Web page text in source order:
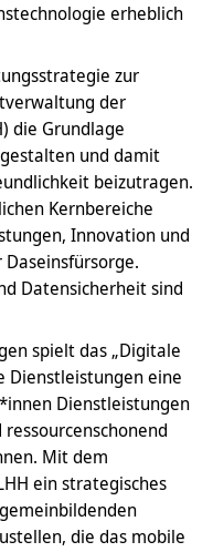
erheblich
zur
der
die Grundlage
und damit
beizutragen.
Kernbereiche
Innovation und
Datensicherheit sind
spielt das „Digitale
Dienstleistungen eine
Dienstleistungen
Mit dem
ein strategisches
die das mobile